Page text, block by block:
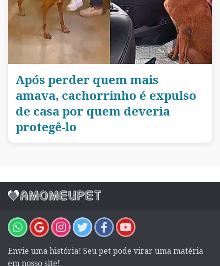
Após perder quem mais
amava, cachorrinho é expulso
de casa por quem deveria
protegê-lo
Envie uma história! Seu pet pode virar uma matéria
em nosso site!